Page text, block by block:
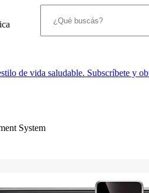
de vida saludable. Subscríbete y
System